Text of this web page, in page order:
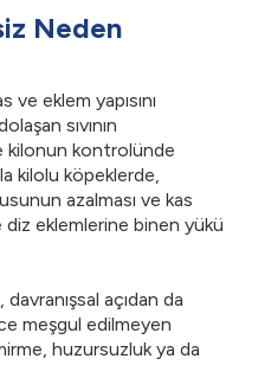
Neden
eklem yapısını
sıvının
kilonun kontrolünde
kilolu köpeklerde,
azalması ve kas
diz eklemlerine binen yükü
açıdan da
meşgul edilmeyen
huzursuzluk ya da